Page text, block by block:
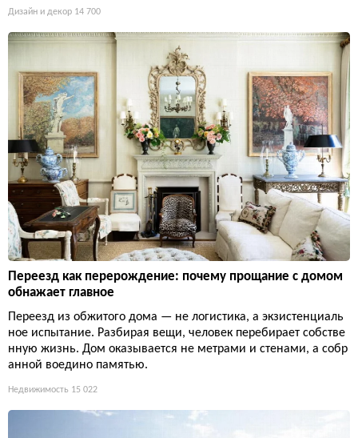
Дизайн и декор 14 700
Переезд как перерождение: почему прощание с домом
обнажает главное
Переезд из обжитого дома — не логистика, а экзистенциаль
ное испытание. Разбирая вещи, человек перебирает собстве
нную жизнь. Дом оказывается не метрами и стенами, а собр
анной воедино памятью.
Недвижимость 15 022